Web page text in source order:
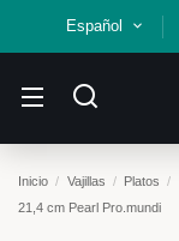
Español
Inicio Vajillas Platos
21,4 cm Pearl Pro.mundi